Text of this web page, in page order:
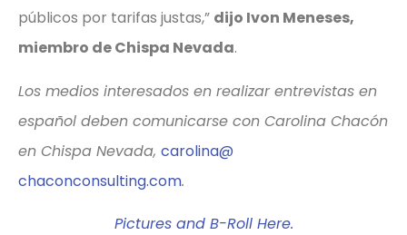
públicos por tarifas justas,” dijo Ivon Meneses,
miembro de Chispa Nevada.
Los medios interesados en realizar entrevistas en
español deben comunicarse con Carolina Chacón
en Chispa Nevada, carolina@
chaconconsulting.com.
Pictures and B-Roll Here.